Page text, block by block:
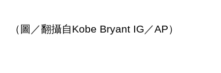
（圖／翻攝自Kobe Bryant IG／AP）